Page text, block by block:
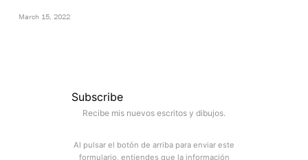
March 15, 2022
Subscribe
Recibe mis nuevos escritos y dibujos.
Al pulsar el botón de arriba para enviar este
formulario, entiendes que la información